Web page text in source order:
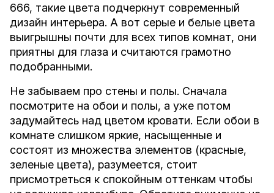
666, такие цвета подчеркнут современный
дизайн интерьера. А вот серые и белые цвета
выигрышны почти для всех типов комнат, они
приятны для глаза и считаются грамотно
подобранными.
Не забываем про стены и полы. Сначала
посмотрите на обои и полы, а уже потом
задумайтесь над цветом кровати. Если обои в
комнате слишком яркие, насыщенные и
состоят из множества элементов (красные,
зеленые цвета), разумеется, стоит
присмотреться к спокойным оттенкам чтобы